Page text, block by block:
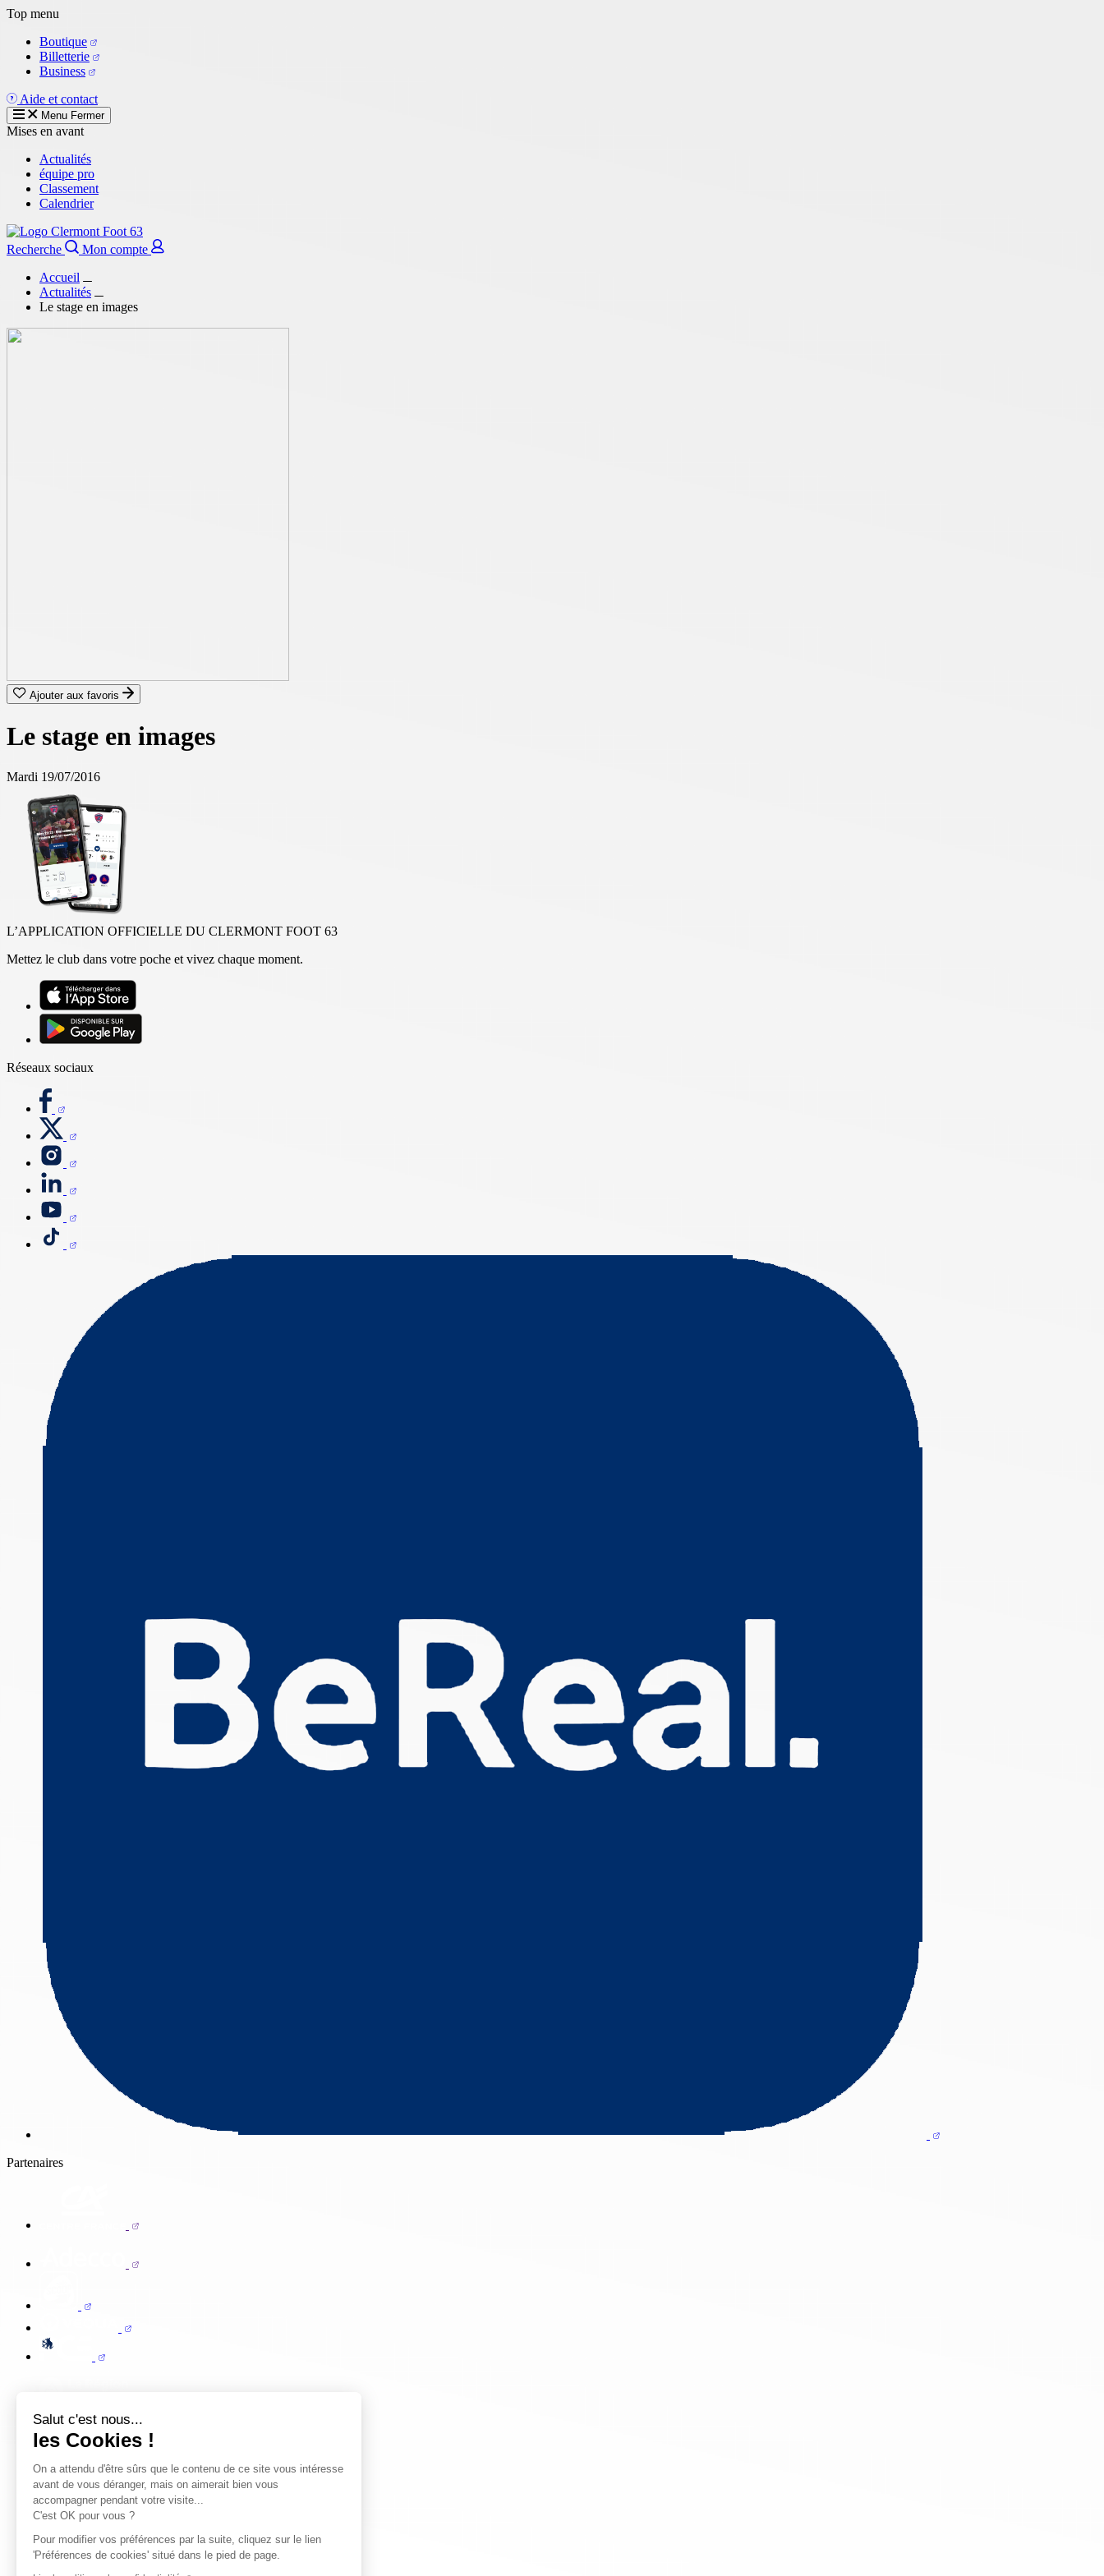
Salut c'est nous...
les Cookies !
On a attendu d'être sûrs que le contenu de ce site vous intéresse
avant de vous déranger, mais on aimerait bien vous
accompagner pendant votre visite...
C'est OK pour vous ?
Pour modifier vos préférences par la suite, cliquez sur le lien
'Préférences de cookies' situé dans le pied de page.
Aller
contenu
principal
Top menu
Boutique
Billetterie
Business
Aide et contact
Menu Fermer
Mises en avant
Actualités
équipe pro
Classement
Calendrier
Recherche
Mon compte
Accueil
Actualités
Le stage en images
Ajouter aux favoris
Le stage en images
Mardi 19/07/2016
L’APPLICATION OFFICIELLE DU CLERMONT FOOT 63
Mettez le club dans votre poche et vivez chaque moment.
Réseaux sociaux
Partenaires